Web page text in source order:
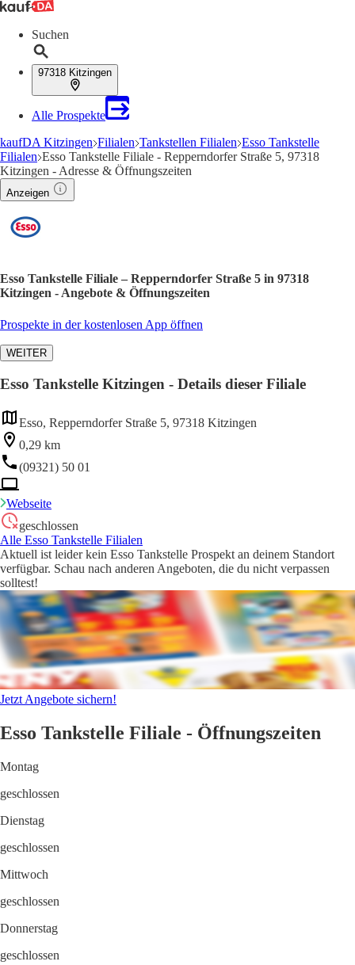
Suchen
97318 Kitzingen
Alle Prospekte
kaufDA Kitzingen Filialen Tankstellen Filialen Esso Tankstelle
Filialen Esso Tankstelle Filiale - Repperndorfer Straße 5, 97318
Kitzingen - Adresse & Öffnungszeiten
Anzeigen
Esso Tankstelle Filiale – Repperndorfer Straße 5 in 97318
Kitzingen - Angebote & Öffnungszeiten
Prospekte in der kostenlosen App öffnen
WEITER
Esso Tankstelle Kitzingen - Details dieser Filiale
Esso, Repperndorfer Straße 5, 97318 Kitzingen
0,29 km
(09321) 50 01
Webseite
geschlossen
Alle Esso Tankstelle Filialen
Aktuell ist leider kein Esso Tankstelle Prospekt an deinem Standort
verfügbar. Schau nach anderen Angeboten, die du nicht verpassen
solltest!
Jetzt Angebote sichern!
Esso Tankstelle Filiale - Öffnungszeiten
Montag
geschlossen
Dienstag
geschlossen
Mittwoch
geschlossen
Donnerstag
geschlossen